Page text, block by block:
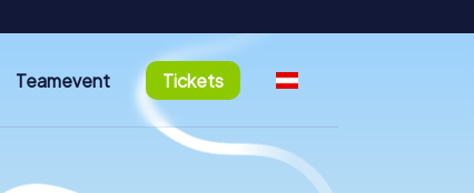
Teamevent Tickets